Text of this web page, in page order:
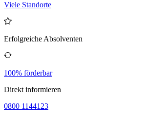
Viele Standorte
Erfolgreiche Absolventen
100% förderbar
Direkt informieren
0800 1144123